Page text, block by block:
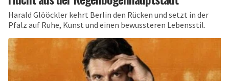
Harald Glööckler kehrt Berlin den Rücken und setzt in der
Pfalz auf Ruhe, Kunst und einen bewussteren Lebensstil.